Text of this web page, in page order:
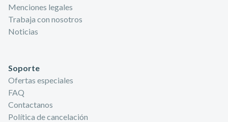
Menciones legales
Trabaja con nosotros
Noticias
Soporte
Ofertas especiales
FAQ
Contactanos
Política de cancelación